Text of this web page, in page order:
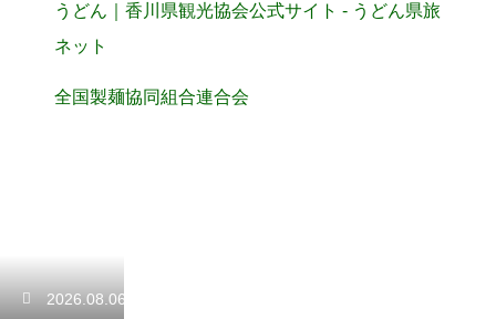
うどん｜香川県観光協会公式サイト - うどん県旅
ネット
全国製麺協同組合連合会
2026.08.06